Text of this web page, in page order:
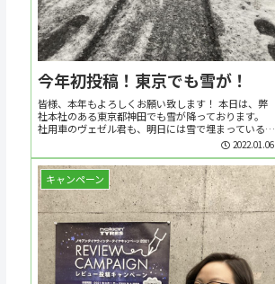
今年初投稿！東京でも雪が！
皆様、本年もよろしくお願い致します！ 本日は、弊
社本社のある東京都神田でも雪が降っております。
社用車のヴェゼル君も、明日には雪で埋まっているか
もしれません・・・。 23区でも5㎝の積雪の見通し
（ANNニュースより）となっているそうです。こ...
2022.01.06
キャンペーン